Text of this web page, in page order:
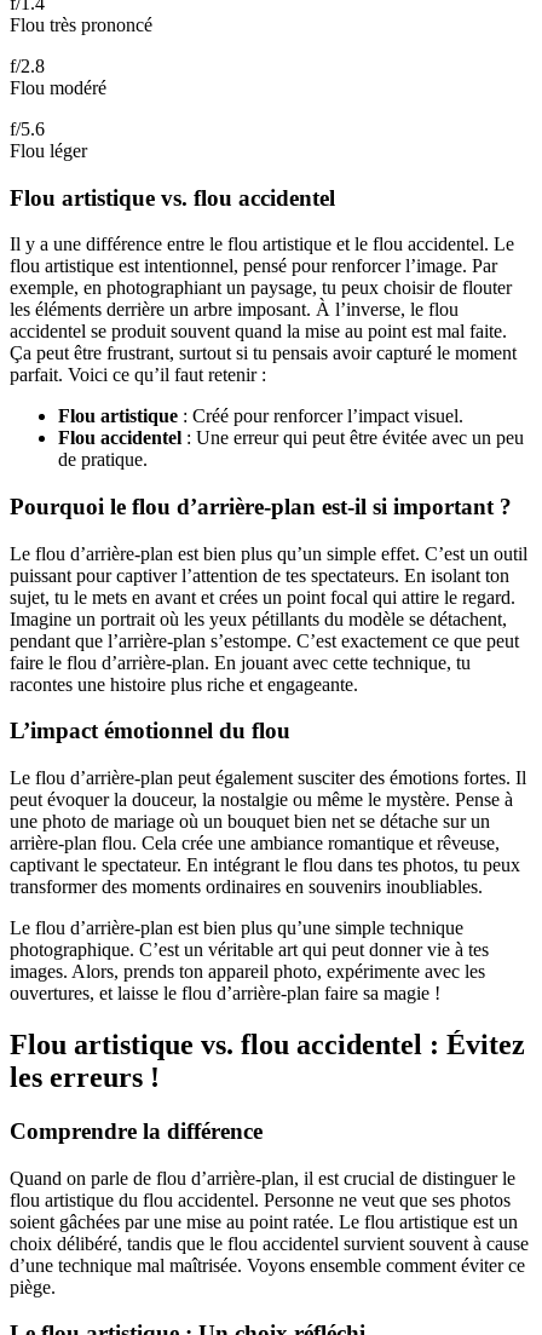
Flou très prononcé
f/2.8
Flou modéré
f/5.6
Flou léger
Flou artistique vs. flou accidentel
Il y a une différence entre le flou artistique et le flou accidentel. Le
flou artistique est intentionnel, pensé pour renforcer l’image. Par
exemple, en photographiant un paysage, tu peux choisir de flouter
les éléments derrière un arbre imposant. À l’inverse, le flou
accidentel se produit souvent quand la mise au point est mal faite.
Ça peut être frustrant, surtout si tu pensais avoir capturé le moment
parfait. Voici ce qu’il faut retenir :
Flou artistique : Créé pour renforcer l’impact visuel.
Flou accidentel : Une erreur qui peut être évitée avec un peu
de pratique.
Pourquoi le flou d’arrière-plan est-il si important ?
Le flou d’arrière-plan est bien plus qu’un simple effet. C’est un outil
puissant pour captiver l’attention de tes spectateurs. En isolant ton
sujet, tu le mets en avant et crées un point focal qui attire le regard.
Imagine un portrait où les yeux pétillants du modèle se détachent,
pendant que l’arrière-plan s’estompe. C’est exactement ce que peut
faire le flou d’arrière-plan. En jouant avec cette technique, tu
racontes une histoire plus riche et engageante.
L’impact émotionnel du flou
Le flou d’arrière-plan peut également susciter des émotions fortes. Il
peut évoquer la douceur, la nostalgie ou même le mystère. Pense à
une photo de mariage où un bouquet bien net se détache sur un
arrière-plan flou. Cela crée une ambiance romantique et rêveuse,
captivant le spectateur. En intégrant le flou dans tes photos, tu peux
transformer des moments ordinaires en souvenirs inoubliables.
Le flou d’arrière-plan est bien plus qu’une simple technique
photographique. C’est un véritable art qui peut donner vie à tes
images. Alors, prends ton appareil photo, expérimente avec les
ouvertures, et laisse le flou d’arrière-plan faire sa magie !
Flou artistique vs. flou accidentel : Évitez
les erreurs !
Comprendre la différence
Quand on parle de flou d’arrière-plan, il est crucial de distinguer le
flou artistique du flou accidentel. Personne ne veut que ses photos
soient gâchées par une mise au point ratée. Le flou artistique est un
choix délibéré, tandis que le flou accidentel survient souvent à cause
d’une technique mal maîtrisée. Voyons ensemble comment éviter ce
piège.